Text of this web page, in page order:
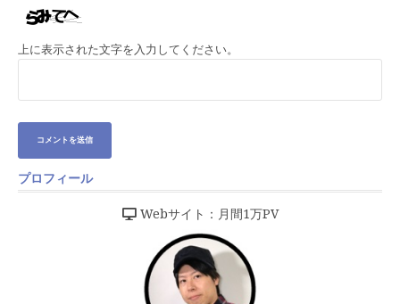
上に表示された文字を入力してください。
プロフィール
Webサイト：月間1万PV